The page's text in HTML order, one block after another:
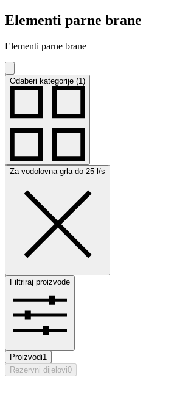
Elementi parne brane
Elementi parne brane
Odaberi kategorije (1)
Za vodolovna grla do 25 l/s
Filtriraj proizvode
Proizvodi1
Rezervni dijelovi0